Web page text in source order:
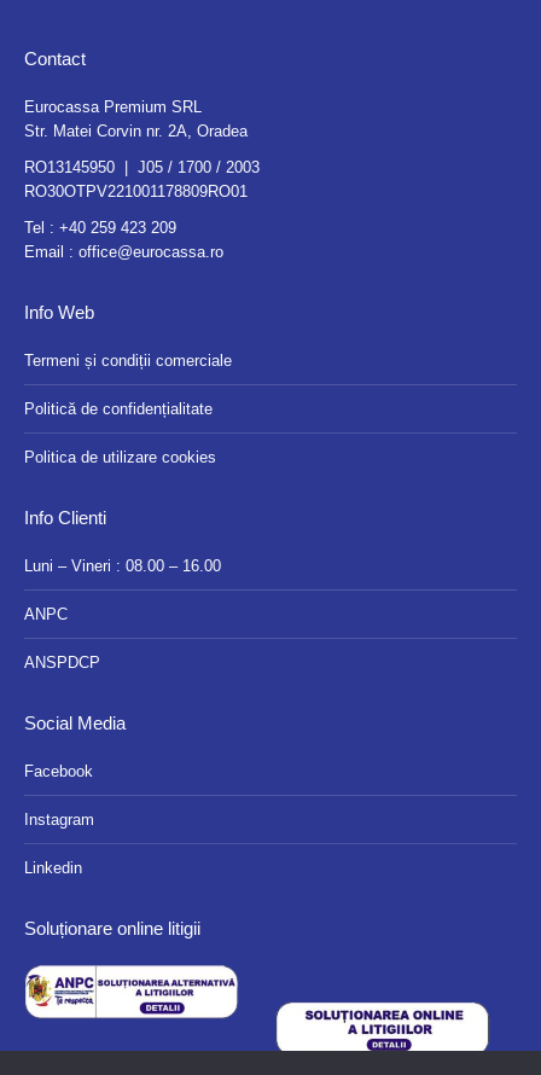
Contact
Eurocassa Premium SRL
Str. Matei Corvin nr. 2A, Oradea
RO13145950 | J05 / 1700 / 2003
RO30OTPV221001178809RO01
Tel : +40 259 423 209
Email : office@eurocassa.ro
Info Web
Termeni și condiții comerciale
Politică de confidențialitate
Politica de utilizare cookies
Info Clienti
Luni – Vineri : 08.00 – 16.00
ANPC
ANSPDCP
Social Media
Facebook
Instagram
Linkedin
Soluționare online litigii